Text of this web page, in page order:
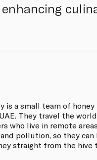
is a small team of
They travel the
who live in remote
pollution, so they can
straight from the hive